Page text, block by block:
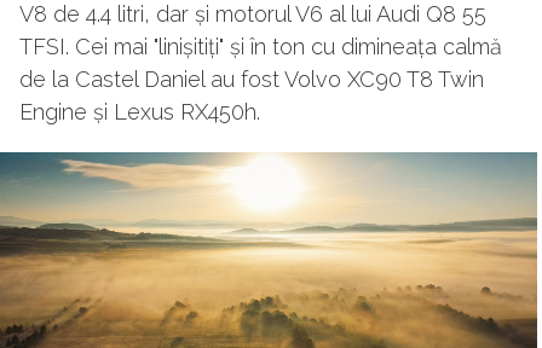
V8 de 4.4 litri, dar și motorul V6 al lui Audi Q8 55
TFSI. Cei mai "linișitiți" și în ton cu dimineața calmă
de la Castel Daniel au fost Volvo XC90 T8 Twin
Engine și Lexus RX450h.